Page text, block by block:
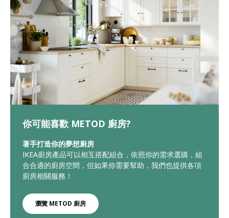
你可能喜歡 METOD 廚房?
著手打造你的夢想廚房
IKEA廚房產品可以相互搭配組合，依照你的需求選購，組
合合適的廚房空間，但如果你需要幫助，我們也提供各項
廚房相關服務！
瀏覽 METOD 廚房